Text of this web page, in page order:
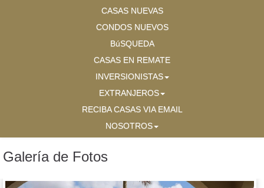
CASAS NUEVAS
CONDOS NUEVOS
BúSQUEDA
CASAS EN REMATE
INVERSIONISTAS
EXTRANJEROS
RECIBA CASAS VIA EMAIL
NOSOTROS
Galería de Fotos